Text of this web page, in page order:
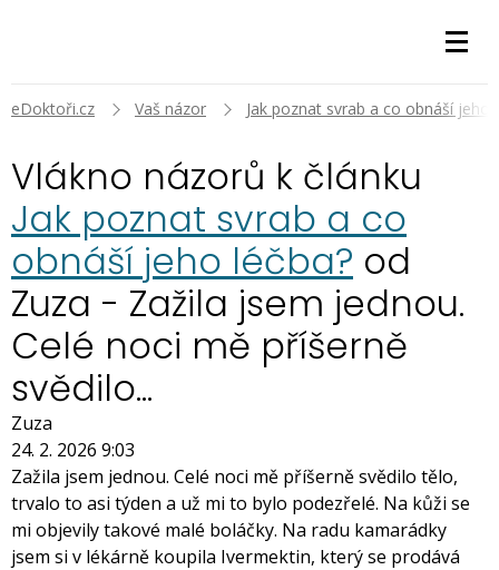
eDoktoři.cz Vaš názor Jak poznat svrab a co obnáší jeho
Vlákno názorů k článku
Jak poznat svrab a co
obnáší jeho léčba? od
Zuza - Zažila jsem jednou.
Celé noci mě příšerně
svědilo...
Zuza
24. 2. 2026 9:03
Zažila jsem jednou. Celé noci mě příšerně svědilo tělo,
trvalo to asi týden a už mi to bylo podezřelé. Na kůži se
mi objevily takové malé boláčky. Na radu kamarádky
jsem si v lékárně koupila Ivermektin, který se prodává